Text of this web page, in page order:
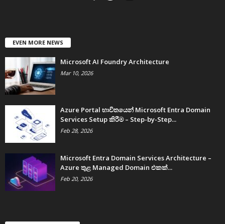
EVEN MORE NEWS
Microsoft AI Foundry Architecture
Mar 10, 2026
Azure Portal භාවිතයෙන් Microsoft Entra Domain
Services Setup කිරීම – Step-by-Step...
Feb 28, 2026
Microsoft Entra Domain Services Architecture –
Azure තුළ Managed Domain එකක්...
Feb 20, 2026